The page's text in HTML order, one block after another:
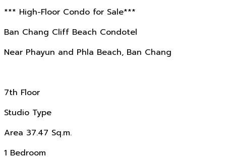
*** High-Floor Condo for Sale***
Ban Chang Cliff Beach Condotel
Near Phayun and Phla Beach, Ban Chang
7th Floor
Studio Type
Area 37.47 Sq.m.
1 Bedroom